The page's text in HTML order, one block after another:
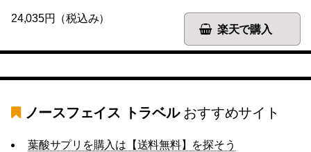
楽天で購入
24,035円（税込み）
ノースフェイス トラベルおすすめサイト
葉酸サプリを購入は【送料無料】を探そう